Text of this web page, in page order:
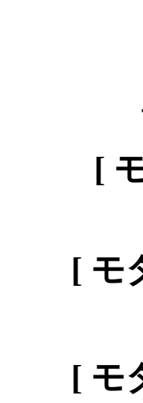
[
[ モ
[ モ